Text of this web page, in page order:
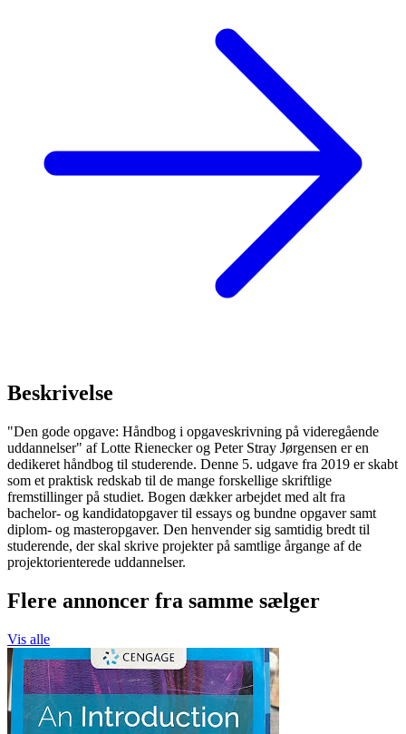
Beskrivelse
"Den gode opgave: Håndbog i opgaveskrivning på videregående
uddannelser" af Lotte Rienecker og Peter Stray Jørgensen er en
dedikeret håndbog til studerende. Denne 5. udgave fra 2019 er skabt
som et praktisk redskab til de mange forskellige skriftlige
fremstillinger på studiet. Bogen dækker arbejdet med alt fra
bachelor- og kandidatopgaver til essays og bundne opgaver samt
diplom- og masteropgaver. Den henvender sig samtidig bredt til
studerende, der skal skrive projekter på samtlige årgange af de
projektorienterede uddannelser.
Flere annoncer fra samme sælger
Vis alle